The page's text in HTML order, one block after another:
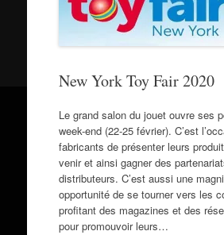
New York Toy Fair 2020
Le grand salon du jouet ouvre ses
week-end (22-25 février). C’est
fabricants de présenter leurs
venir et ainsi gagner des
distributeurs. C’est aussi une
opportunité de se tourner vers les
profitant des magazines et des
pour promouvoir leurs…